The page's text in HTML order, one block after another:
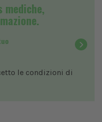
le condizioni di